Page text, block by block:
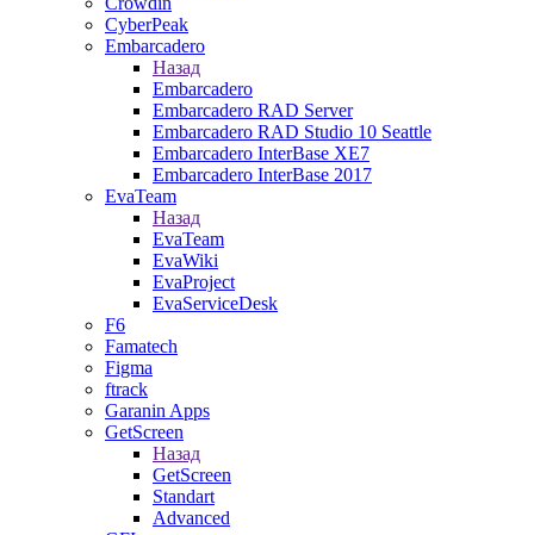
CyberPeak
Embarcadero
Назад
Embarcadero
Embarcadero RAD Server
Embarcadero RAD Studio 10 Seattle
Embarcadero InterBase XE7
Embarcadero InterBase 2017
EvaTeam
Назад
EvaTeam
EvaWiki
EvaProject
EvaServiceDesk
F6
Famatech
Figma
ftrack
Garanin Apps
GetScreen
Назад
GetScreen
Standart
Advanced